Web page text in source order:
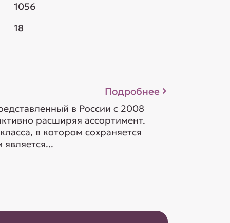
1056
18
Подробнее
в России с 2008
расширяя ассортимент.
в котором сохраняется